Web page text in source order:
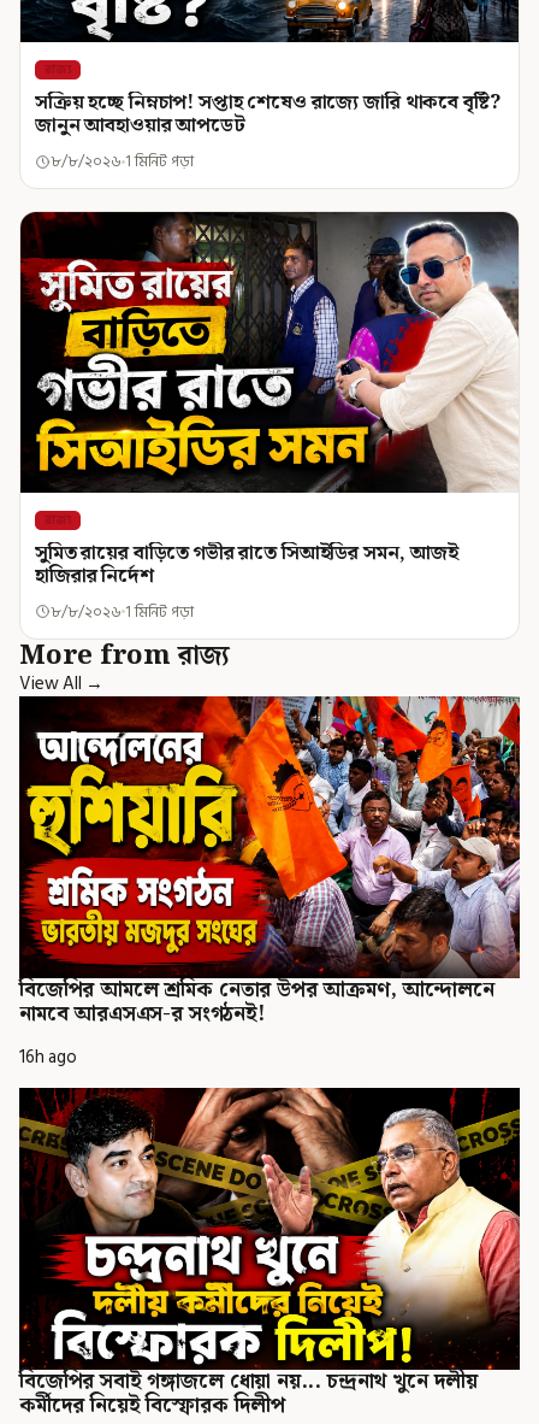
রাজ্য
সক্রিয় হচ্ছে নিম্নচাপ! সপ্তাহ শেষেও রাজ্যে জারি থাকবে বৃষ্টি?
জানুন আবহাওয়ার আপডেট
৮/৮/২০২৬ 1 মিনিট পড়া
রাজ্য
সুমিত রায়ের বাড়িতে গভীর রাতে সিআইডির সমন, আজই
হাজিরার নির্দেশ
৮/৮/২০২৬ 1 মিনিট পড়া
More from রাজ্য
View All →
বিজেপির আমলে শ্রমিক নেতার উপর আক্রমণ, আন্দোলনে
নামবে আরএসএস-র সংগঠনই!
16h ago
বিজেপির সবাই গঙ্গাজলে ধোয়া নয়... চন্দ্রনাথ খুনে দলীয়
কর্মীদের নিয়েই বিস্ফোরক দিলীপ